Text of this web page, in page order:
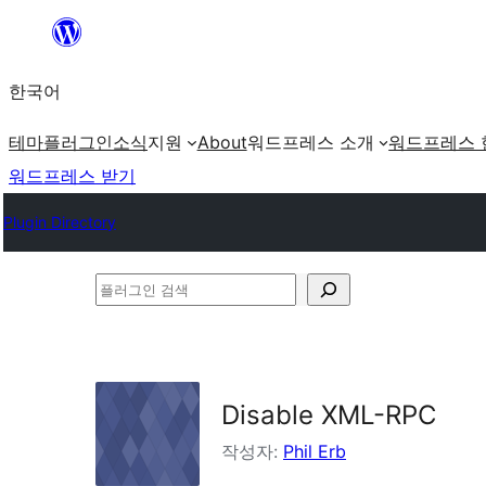
츠
로
로
가
한국어
테마플러그인소식지원 About워드프레스 소개 워드프레스
워드프레스 받기
Plugin Directory
플
인
색
Disable XML-RPC
작성자: Phil Erb